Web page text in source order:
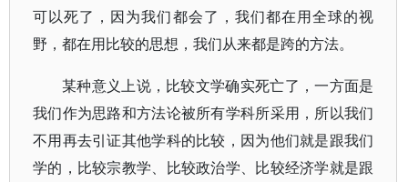
可以死了，因为我们都会了，我们都在用全球的视
野，都在用比较的思想，我们从来都是跨的方法。
某种意义上说，比较文学确实死亡了，一方面是
我们作为思路和方法论被所有学科所采用，所以我们
不用再去引证其他学科的比较，因为他们就是跟我们
学的，比较宗教学、比较政治学、比较经济学就是跟